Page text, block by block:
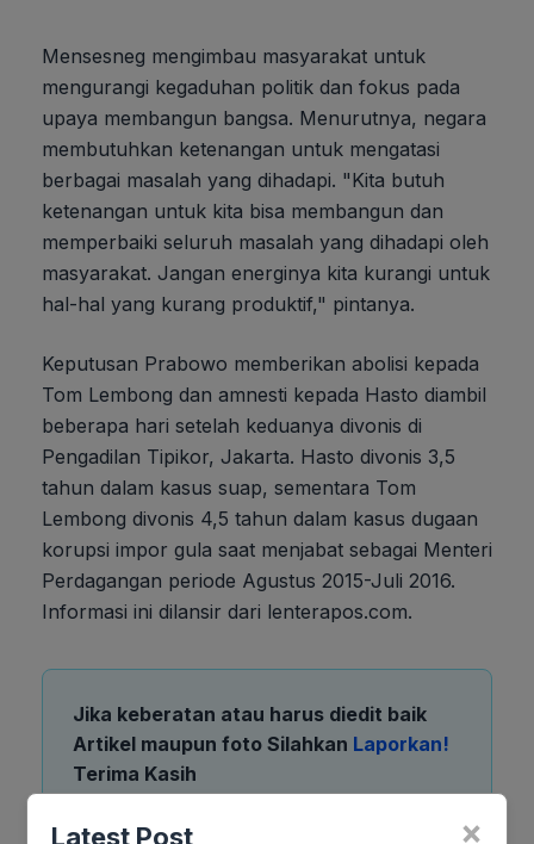
Mensesneg mengimbau masyarakat untuk
mengurangi kegaduhan politik dan fokus pada
upaya membangun bangsa. Menurutnya, negara
membutuhkan ketenangan untuk mengatasi
berbagai masalah yang dihadapi. "Kita butuh
ketenangan untuk kita bisa membangun dan
memperbaiki seluruh masalah yang dihadapi oleh
masyarakat. Jangan energinya kita kurangi untuk
hal-hal yang kurang produktif," pintanya.
Keputusan Prabowo memberikan abolisi kepada
Tom Lembong dan amnesti kepada Hasto diambil
beberapa hari setelah keduanya divonis di
Pengadilan Tipikor, Jakarta. Hasto divonis 3,5
tahun dalam kasus suap, sementara Tom
Lembong divonis 4,5 tahun dalam kasus dugaan
korupsi impor gula saat menjabat sebagai Menteri
Perdagangan periode Agustus 2015-Juli 2016.
Informasi ini dilansir dari lenterapos.com.
Jika keberatan atau harus diedit baik
Artikel maupun foto Silahkan Laporkan!
Terima Kasih
×
Latest Post